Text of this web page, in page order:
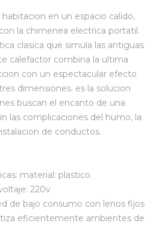
en un espacio calido,
la chimenea electrica portatil.
clasica que simula las antiguas
calefactor combina la ultima
con un espectacular efecto
dimensiones. es la solucion
buscan el encanto de una
las complicaciones del humo, la
de conductos.
material: plastico.
220v
de bajo consumo con lenos fijos
eficientemente ambientes de
para bebé